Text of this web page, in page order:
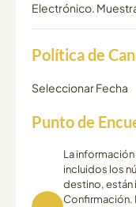
Electrónico.
Política de
Seleccionar Fecha
Punto de
La
incluidos los
destino, están
Confirmación.